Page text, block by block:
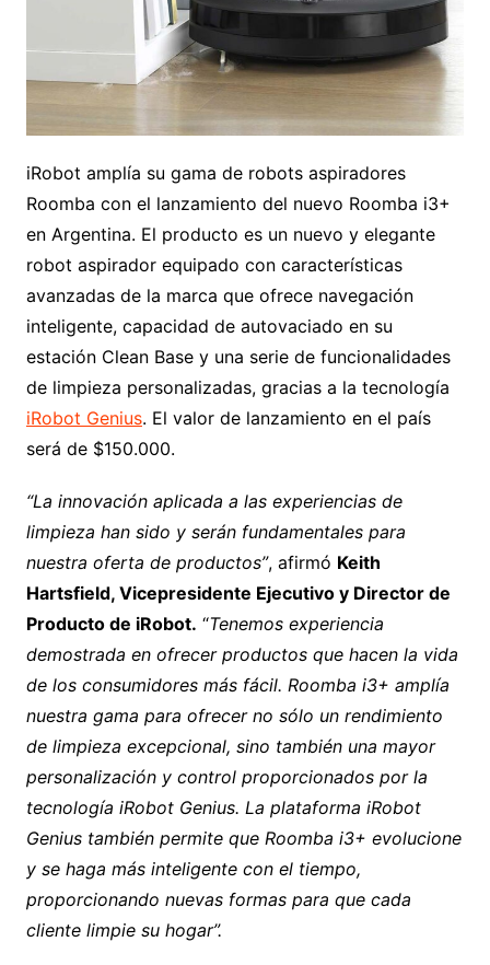
iRobot amplía su gama de robots aspiradores
Roomba con el lanzamiento del nuevo Roomba i3+
en Argentina. El producto es un nuevo y elegante
robot aspirador equipado con características
avanzadas de la marca que ofrece navegación
inteligente, capacidad de autovaciado en su
estación Clean Base y una serie de funcionalidades
de limpieza personalizadas, gracias a la tecnología
iRobot Genius. El valor de lanzamiento en el país
será de $150.000.
“La innovación aplicada a las experiencias de
limpieza han sido y serán fundamentales para
nuestra oferta de productos”, afirmó Keith
Hartsfield, Vicepresidente Ejecutivo y Director de
Producto de iRobot. “Tenemos experiencia
demostrada en ofrecer productos que hacen la vida
de los consumidores más fácil. Roomba i3+ amplía
nuestra gama para ofrecer no sólo un rendimiento
de limpieza excepcional, sino también una mayor
personalización y control proporcionados por la
tecnología iRobot Genius. La plataforma iRobot
Genius también permite que Roomba i3+ evolucione
y se haga más inteligente con el tiempo,
proporcionando nuevas formas para que cada
cliente limpie su hogar”.